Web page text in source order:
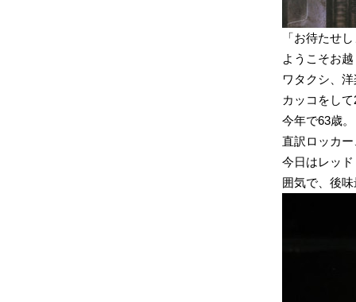
「お待たせ
ようこそお
ワタクシ、
カッコをし
今年で63歳。
直訳ロッカ
今日はレッ
囲気で、後